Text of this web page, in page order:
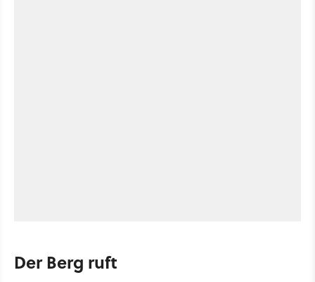
Der Berg ruft